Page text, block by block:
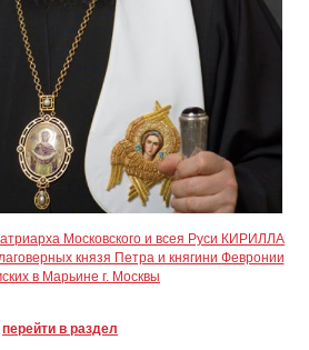
Московского и всея Руси КИРИЛЛА
князя Петра и княгини Февронии
в Марьине г. Москвы
перейти в раздел